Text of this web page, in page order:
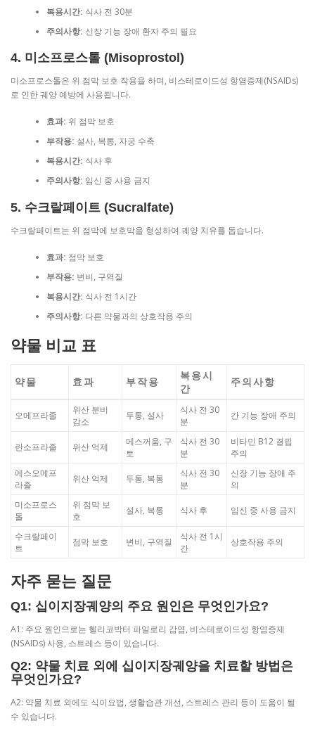
복용시간: 식사 전 30분
주의사항: 신장 기능 장애 환자 주의 필요
4. 미소프로스톨 (Misoprostol)
미소프로스톨은 위 점막 보호 작용을 하며, 비스테로이드성 항염증제(NSAIDs)
로 인한 궤양 예방에 사용됩니다.
효과: 위 점막 보호
부작용: 설사, 복통, 자궁 수축
복용시간: 식사 후
주의사항: 임신 중 사용 금지
5. 수크랄페이트 (Sucralfate)
수크랄페이트는 위 점막에 보호막을 형성하여 궤양 치유를 돕습니다.
효과: 점막 보호
부작용: 변비, 구역질
복용시간: 식사 전 1시간
주의사항: 다른 약물과의 상호작용 주의
약물 비교 표
약물 효과 부작용
복용시
간
주의사항
오메프라졸
위산 분비
감소
두통, 설사
식사 전 30
분
간 기능 장애 주의
란소프라졸 위산 억제
메스꺼움, 구
토
식사 전 30
분
비타민 B12 결핍
주의
에스오메프
라졸
위산 억제 두통, 복통
식사 전 30
분
신장 기능 장애 주
의
미소프로스
톨
위 점막 보
호
설사, 복통 식사 후 임신 중 사용 금지
수크랄페이
트
점막 보호 변비, 구역질
식사 전 1시
간
상호작용 주의
자주 묻는 질문
Q1: 십이지장궤양의 주요 원인은 무엇인가요?
A1: 주요 원인으로는 헬리코박터 파일로리 감염, 비스테로이드성 항염증제
(NSAIDs) 사용, 스트레스 등이 있습니다.
Q2: 약물 치료 외에 십이지장궤양을 치료할 방법은
무엇인가요?
A2: 약물 치료 외에도 식이요법, 생활습관 개선, 스트레스 관리 등이 도움이 될
수 있습니다.